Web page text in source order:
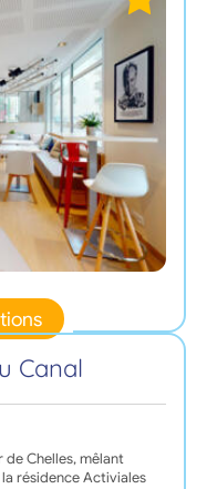
Canal
Chelles, mêlant
résidence Activiales